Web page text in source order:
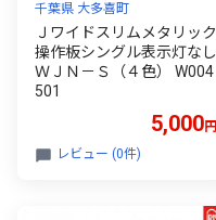
千葉県 大多喜町
Ｊワイドスリムメタリック
操作板シングル表示灯なし
ＷＪＮ－Ｓ（４色） W004
501
5,000円
レビュー (0件)